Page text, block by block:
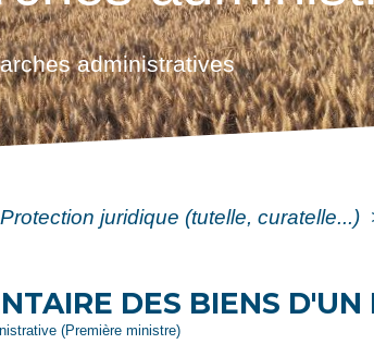
administratives
Protection juridique (tutelle, curatelle...)
DES BIENS D'UN
(Première ministre)